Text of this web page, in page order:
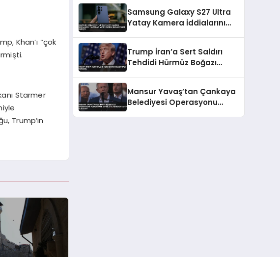
Khan’ı “çok
Starmer
Trump’ın
Samsung Galaxy S27 Ultra
Yatay Kamera İddialarını
Trump İran’a Sert Saldırı
Tehdidi Hürmüz Boğazı
Mansur Yavaş’tan Çankaya
Belediyesi Operasyonu